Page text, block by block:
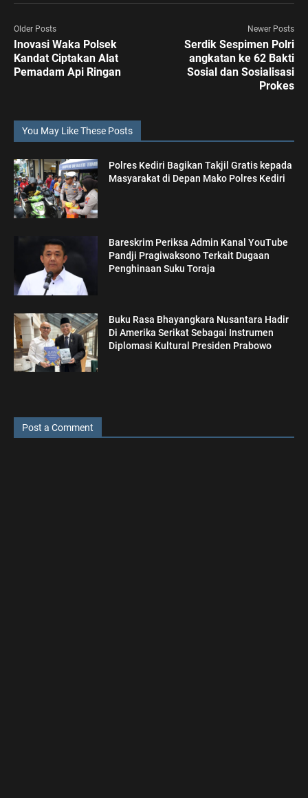
Older Posts
Inovasi Waka Polsek
Kandat Ciptakan Alat
Pemadam Api Ringan
Newer Posts
Serdik Sespimen Polri
angkatan ke 62 Bakti
Sosial dan Sosialisasi
Prokes
You May Like These Posts
Polres Kediri Bagikan Takjil Gratis kepada
Masyarakat di Depan Mako Polres Kediri
Bareskrim Periksa Admin Kanal YouTube
Pandji Pragiwaksono Terkait Dugaan
Penghinaan Suku Toraja
Buku Rasa Bhayangkara Nusantara Hadir
Di Amerika Serikat Sebagai Instrumen
Diplomasi Kultural Presiden Prabowo
Post a Comment